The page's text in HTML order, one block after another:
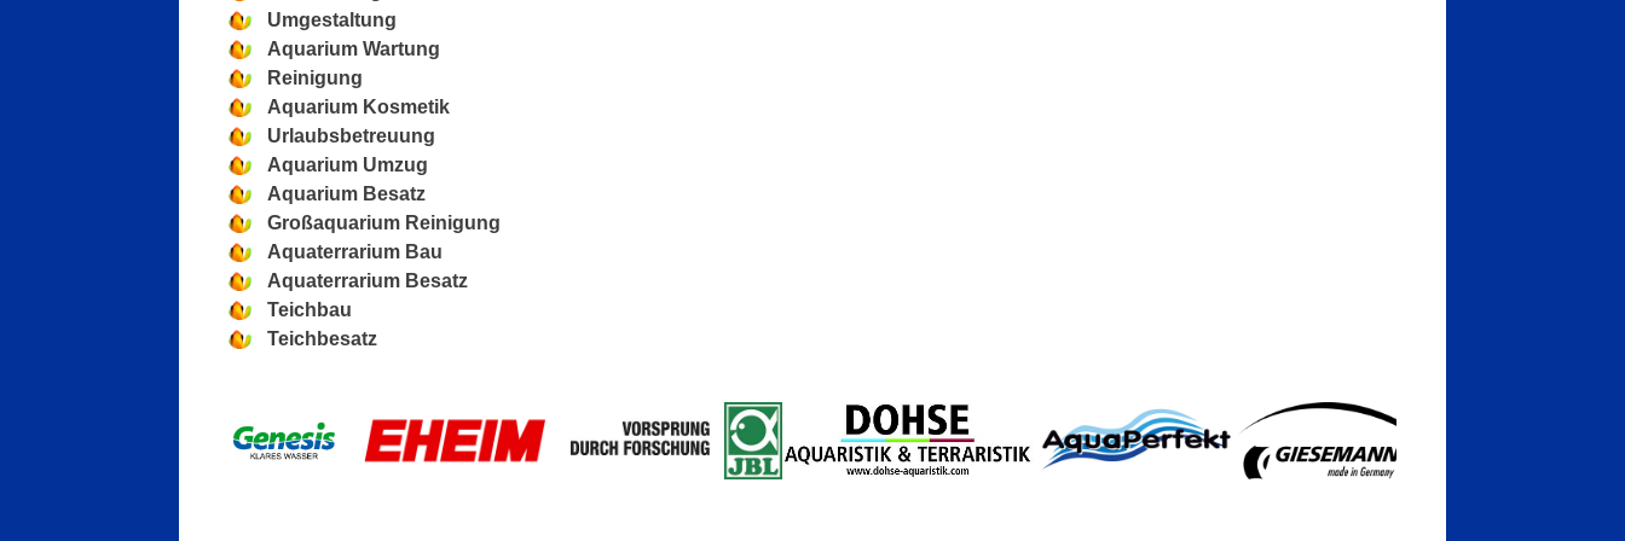
Umgestaltung
Aquarium Wartung
Reinigung
Aquarium Kosmetik
Urlaubsbetreuung
Aquarium Umzug
Aquarium Besatz
Großaquarium Reinigung
Aquaterrarium Bau
Aquaterrarium Besatz
Teichbau
Teichbesatz